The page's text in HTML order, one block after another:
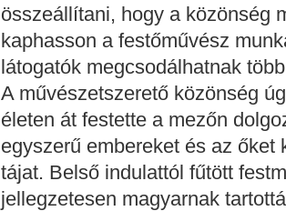
összeállítani, hogy a közönség
kaphasson a festőművész
látogatók megcsodálhatnak
A művészetszerető közönség
életen át festette a mezőn
egyszerű embereket és az
tájat. Belső indulattól fűtött
jellegzetesen magyarnak